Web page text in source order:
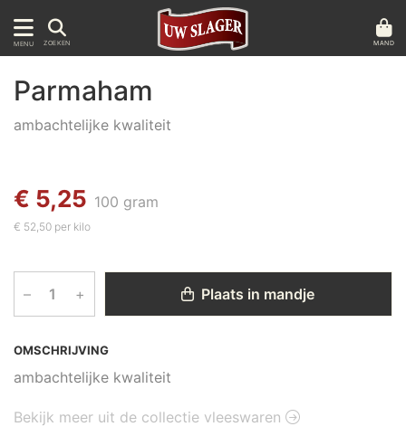
MENU ZOEKEN MAND
OMSCHRIJVING
ambachtelijke kwaliteit
Parmaham
ambachtelijke kwaliteit
€ 5,25 100 gram
€ 52,50 per kilo
– + Plaats in mandje
Bekijk meer uit de collectie vleeswaren